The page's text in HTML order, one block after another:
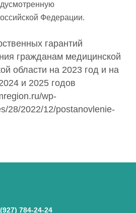
Федерации.
гарантий
гражданам медицинской
области на 2023 год и на
и 2025 годов
wp-
28/2022/12/postanovlenie-
784-24-24